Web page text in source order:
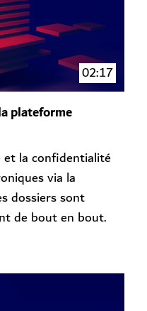
02:17
plateforme
la confidentialité
via la
dossiers sont
de bout en bout.